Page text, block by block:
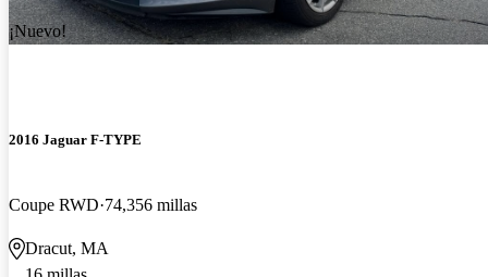
¡Nuevo!
2016 Jaguar F-TYPE
Coupe RWD 74,356 millas
Dracut, MA